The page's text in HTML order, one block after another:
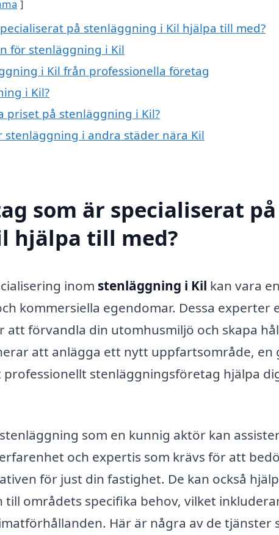
på stenläggning i Kil hjälpa till med?
för stenläggning i Kil
i Kil från professionella företag
i Kil?
priset på stenläggning i Kil?
stenläggning i andra städer nära Kil
som är specialiserat på
hjälpa till med?
inom stenläggning i Kil kan vara
kommersiella egendomar. Dessa experter
förvandla din utomhusmiljö och skapa
att anlägga ett nytt uppfartsområde, en
professionellt stenläggningsföretag hjälpa
som en kunnig aktör kan
och expertis som krävs för att
för just din fastighet. De kan också
till områdets specifika behov, vilket
Här är några av de tjänster